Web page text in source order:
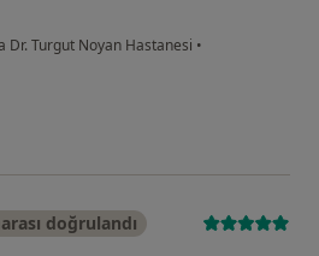
Dr. Turgut Noyan Hastanesi •
doğrulandı